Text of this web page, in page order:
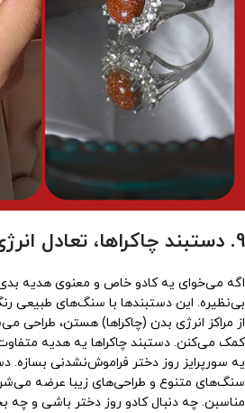
9. دستبند چاکراها، تعادل انرژی
اگه می‌خوای یه کادو خاص و معنوی هدیه
بی‌نظیره. این دستبندها با سنگ‌های طبیعی
از مراکز انرژی بدن (چاکراها) هستن، طراحی
کمک می‌کنن. دستبند چاکراها یه هدیه
یه سورپرایز روز دختر فراموش‌نشدنی بسازه.
سنگ‌های متنوع و طراحی‌های زیبا عرضه
مناسبن. چه دنبال کادو روز دختر باشی و چه